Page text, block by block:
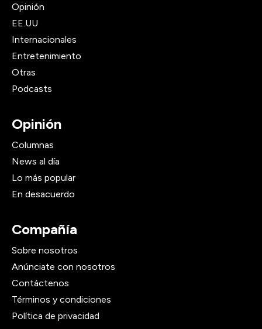
Opinión
EE.UU
Internacionales
Entretenimiento
Otras
Podcasts
Opinión
Columnas
News al día
Lo más popular
En desacuerdo
Compañía
Sobre nosotros
Anúnciate con nosotros
Contáctenos
Términos y condiciones
Política de privacidad